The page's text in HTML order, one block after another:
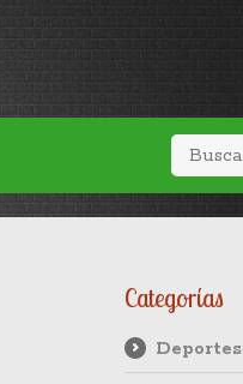
Categorías
Deportes